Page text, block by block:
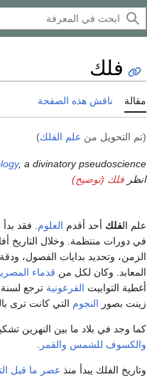
فلك
مقالة ناقش هذه الصفحة
(تم التحويل من علم الفلك)
, a divinatory pseudoscience.
انظر فلك (توضيح)
علم الفلك أحد أقدم العلوم . فقد
في دورات منتظمة. وخلال التاريخ
الزمن، وتحديد بدايات الفصول،
المعابد. وكان لكل من قدماء
أغطية التوابيت الفرعونية
زينت بصور النجوم التي كانت ترى
كما وجد في بلاد ما بين النهرين
والكسوف للشمس والقمر
وتاريخ الفلك يبدأ منذ عصر ما قبل